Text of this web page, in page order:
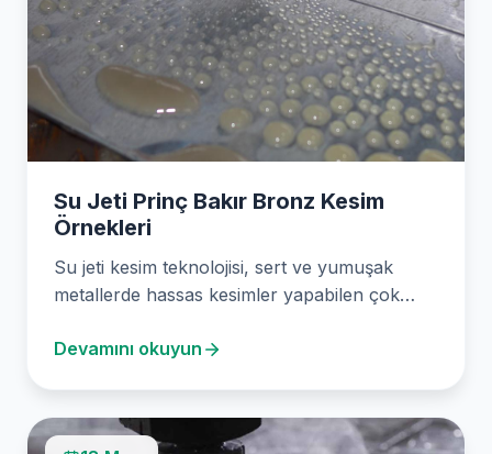
Su Jeti Prinç Bakır Bronz Kesim
Örnekleri
Su jeti kesim teknolojisi, sert ve yumuşak
metallerde hassas kesimler yapabilen çok
Devamını okuyun